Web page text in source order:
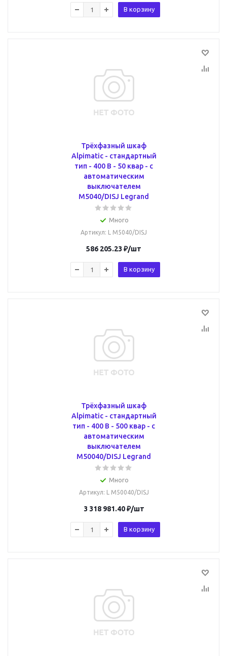
В корзину
Трёхфазный шкаф
Alpimatic - стандартный
тип - 400 В - 50 квар - c
автоматическим
выключателем
M5040/DISJ Legrand
Много
Артикул: L M5040/DISJ
586 205.23 ₽/шт
В корзину
Трёхфазный шкаф
Alpimatic - стандартный
тип - 400 В - 500 квар - c
автоматическим
выключателем
M50040/DISJ Legrand
Много
Артикул: L M50040/DISJ
3 318 981.40₽/шт
В корзину